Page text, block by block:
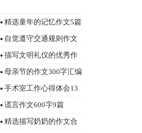
精选童年的记忆作文5篇
自觉遵守交通规则作文
600字
描写文明礼仪的优秀作
文（精选34篇）
母亲节的作文300字汇编
五篇
手术室工作心得体会13
篇谎言作文600字9篇
精选描写奶奶的作文合